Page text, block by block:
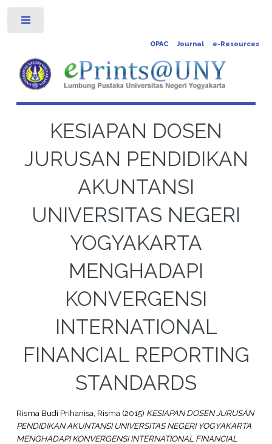
OPAC Journal e-Resources
KESIAPAN DOSEN
JURUSAN PENDIDIKAN
AKUNTANSI
UNIVERSITAS NEGERI
YOGYAKARTA
MENGHADAPI
KONVERGENSI
INTERNATIONAL
FINANCIAL REPORTING
STANDARDS
Risma Budi Prihanisa, Risma(2015) KESIAPAN DOSEN JURUSAN
PENDIDIKAN AKUNTANSI UNIVERSITAS NEGERI YOGYAKARTA
MENGHADAPI KONVERGENSI INTERNATIONAL FINANCIAL